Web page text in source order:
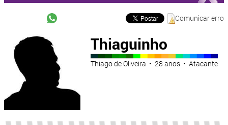
Comunicar erro
Thiaguinho
Thiago de Oliveira • 28 anos • Atacante